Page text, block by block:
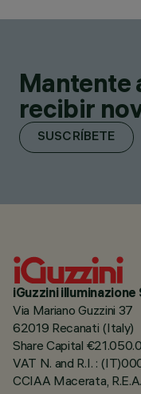
Mantente
recibir
SUSCRÍBETE
iGuzzini illuminazione
Via Mariano Guzzini 37
62019 Recanati (Italy)
Share Capital
VAT N. and R.I. :
CCIAA Macerata,